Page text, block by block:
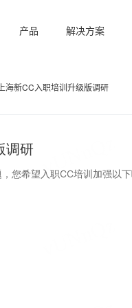
产品 解决方案
上海新CC入职培训升级版调研